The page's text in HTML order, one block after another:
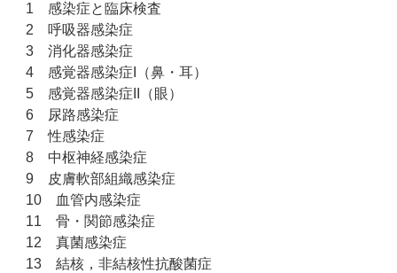
1 感染症と臨床検査
2 呼吸器感染症
3 消化器感染症
4 感覚器感染症I（鼻・耳）
5 感覚器感染症II（眼）
6 尿路感染症
7 性感染症
8 中枢神経感染症
9 皮膚軟部組織感染症
10 血管内感染症
11 骨・関節感染症
12 真菌感染症
13 結核，非結核性抗酸菌症